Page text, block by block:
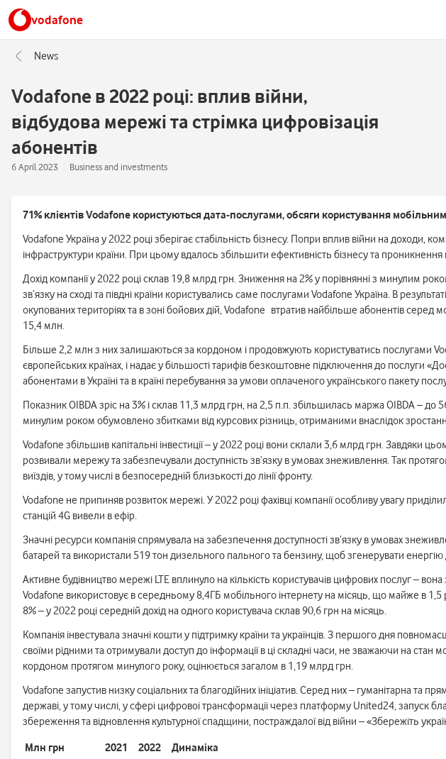
vodafone
News
Vodafone в 2022 році: вплив війни,
відбудова мережі та стрімка цифровізація
абонентів
6 April 2023 Business and investments
71% клієнтів Vodafone користуються дата-послугами, обсяги користування
Vodafone Україна у 2022 році зберігає стабільність бізнесу. Попри вплив війни на доходи,
інфраструктури країни. При цьому вдалось збільшити ефективність бізнесу та
Дохід компанії у 2022 році склав 19,8 млрд грн. Зниження на 2% у порівнянні з минулим
зв’язку на сході та півдні країни користувались саме послугами Vodafone Україна. В
окупованих територіях та в зоні бойових дій, Vodafone втратив найбільше абонентів серед
15,4 млн.
Більше 2,2 млн з них залишаються за кордоном і продовжують користуватись послугами
європейських країнах, і надає у більшості тарифів безкоштовне підключення до послуги
абонентами в Україні та в країні перебування за умови оплаченого українського пакету
Показник OIBDA зріс на 3% і склав 11,3 млрд грн, на 2,5 п.п. збільшилась маржа OIBDA –
минулим роком обумовлено збитками від курсових різниць, отриманими внаслідок
Vodafone збільшив капітальні інвестиції – у 2022 році вони склали 3,6 млрд грн. Завдяки
розвивали мережу та забезпечували доступність зв’язку в умовах знеживлення. Так
виїздів, у тому числі в безпосередній близькості до лінії фронту.
Vodafone не припиняв розвиток мережі. У 2022 році фахівці компанії особливу увагу
станцій 4G вивели в ефір.
Значні ресурси компанія спрямувала на забезпечення доступності зв’язку в умовах
батарей та використали 519 тон дизельного пального та бензину, щоб згенерувати
Активне будівництво мережі LTE вплинуло на кількість користувачів цифрових послуг –
Vodafone використовує в середньому 8,4ГБ мобільного інтернету на місяць, що майже в
8% – у 2022 році середній дохід на одного користувача склав 90,6 грн на місяць.
Компанія інвестувала значні кошти у підтримку країни та українців. З першого дня
своїми рідними та отримували доступ до інформації в ці складні часи, не зважаючи на
кордоном протягом минулого року, оцінюється загалом в 1,19 млрд грн.
Vodafone запустив низку соціальних та благодійних ініціатив. Серед них – гуманітарна
державі, у тому числі, у сфері цифровоі трансформаціі через платформу United24, запуск
збереження та відновлення культурної спадщини, постраждалої від війни – «Збережіть
Млн грн 2021 2022
Динаміка